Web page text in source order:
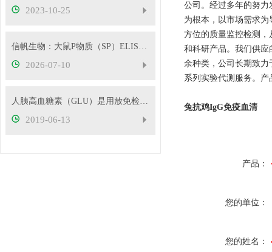
2023-10-25
信帆生物：大鼠P物质（SP）ELISA检测试剂盒性能指标
2026-07-10
人胰高血糖素（GLU）是用放免检测好还是用ELISA检测好
2019-06-13
公司。经过多年的努
为根本，以市场需求
方位的质量监控检测
和科研产品。我们供应
余种类，公司长期致力
系列实验代测服务。
兔抗鸡IgG免疫血清
产品：
您的单位：
您的姓名：